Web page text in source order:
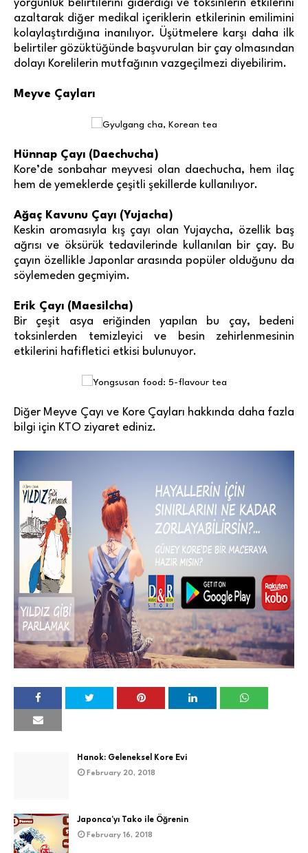
yorgunluk belirtilerini giderdiği ve toksinlerin etkilerini
azaltarak diğer medikal içeriklerin etkilerinin emilimini
kolaylaştırdığına inanılıyor. Üşütmelere karşı daha ilk
belirtiler gözüktüğünde başvurulan bir çay olmasından
dolayı Korelilerin mutfağının vazgeçilmezi diyebilirim.
Meyve Çayları
Hünnap Çayı (Daechucha)
Kore’de sonbahar meyvesi olan daechucha, hem ilaç
hem de yemeklerde çeşitli şekillerde kullanılıyor.
Ağaç Kavunu Çayı (Yujacha)
Keskin aromasıyla kış çayı olan Yujaycha, özellik baş
ağrısı ve öksürük tedavilerinde kullanılan bir çay. Bu
çayın özellikle Japonlar arasında popüler olduğunu da
söylemeden geçmiyim.
Erik Çayı (Maesilcha)
Bir çeşit asya eriğinden yapılan bu çay, bedeni
toksinlerden temizleyici ve besin zehirlenmesinin
etkilerini hafifletici etkisi bulunuyor.
Diğer Meyve Çayı ve Kore Çayları hakkında daha fazla
bilgi için KTO ziyaret ediniz.
Hanok: Geleneksel Kore Evi
February 20, 2018
Japonca'yı Tako ile Öğrenin
February 16, 2018